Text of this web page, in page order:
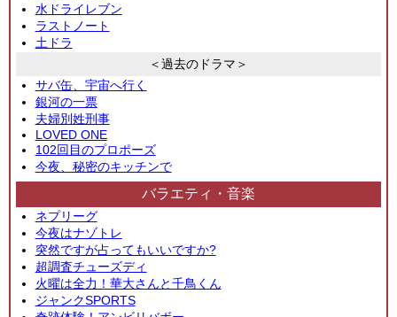
水ドライレブン
ラストノート
土ドラ
＜過去のドラマ＞
サバ缶、宇宙へ行く
銀河の一票
夫婦別姓刑事
LOVED ONE
102回目のプロポーズ
今夜、秘密のキッチンで
バラエティ・音楽
ネプリーグ
今夜はナゾトレ
突然ですが占ってもいいですか?
超調査チューズディ
火曜は全力！華大さんと千鳥くん
ジャンクSPORTS